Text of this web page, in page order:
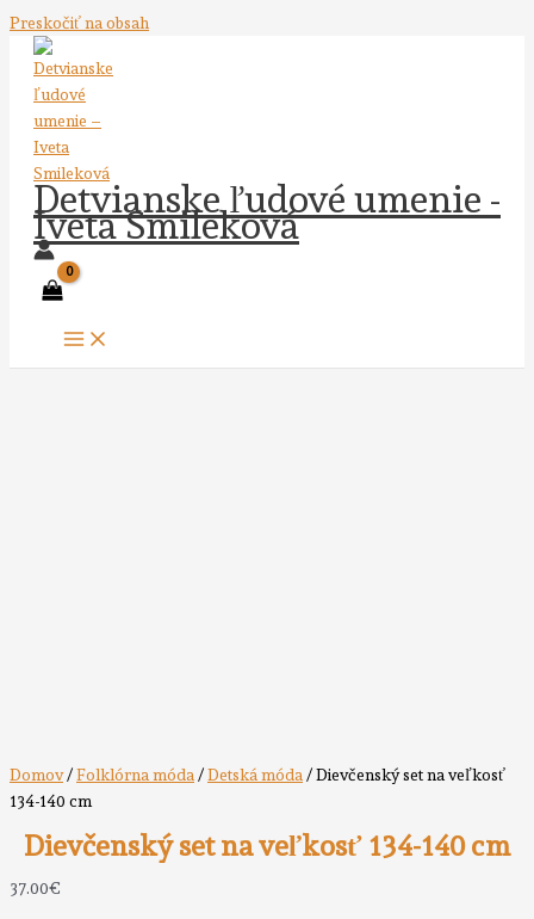
Preskočiť na obsah
Detvianske ľudové umenie -
Iveta Smileková
Domov/Folklórna móda /Detská móda / Dievčenský set na veľkosť
134-140 cm
Dievčenský set na veľkosť 134-140 cm
37.00€